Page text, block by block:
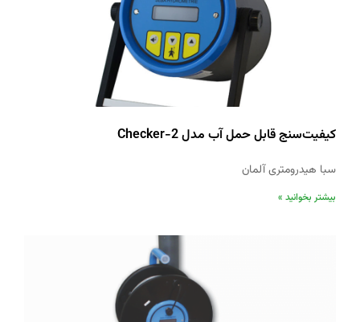
کیفیت‌‌سنج قابل حمل آب مدل Checker-2
سبا هیدرومتری آلمان
بیشتر بخوانید »